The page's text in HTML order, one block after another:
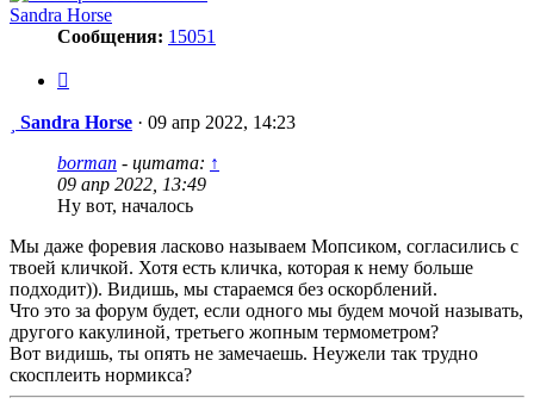
Sandra Horse
Сообщения: 15051
Сообщение
Sandra Horse · 09 апр 2022, 14:23
borman - цитата: ↑
09 апр 2022, 13:49
Ну вот, началось
Мы даже форевия ласково называем Мопсиком, согласились с
твоей кличкой. Хотя есть кличка, которая к нему больше
подходит)). Видишь, мы стараемся без оскорблений.
Что это за форум будет, если одного мы будем мочой называть,
другого какулиной, третьего жопным термометром?
Вот видишь, ты опять не замечаешь. Неужели так трудно
скосплеить нормикса?